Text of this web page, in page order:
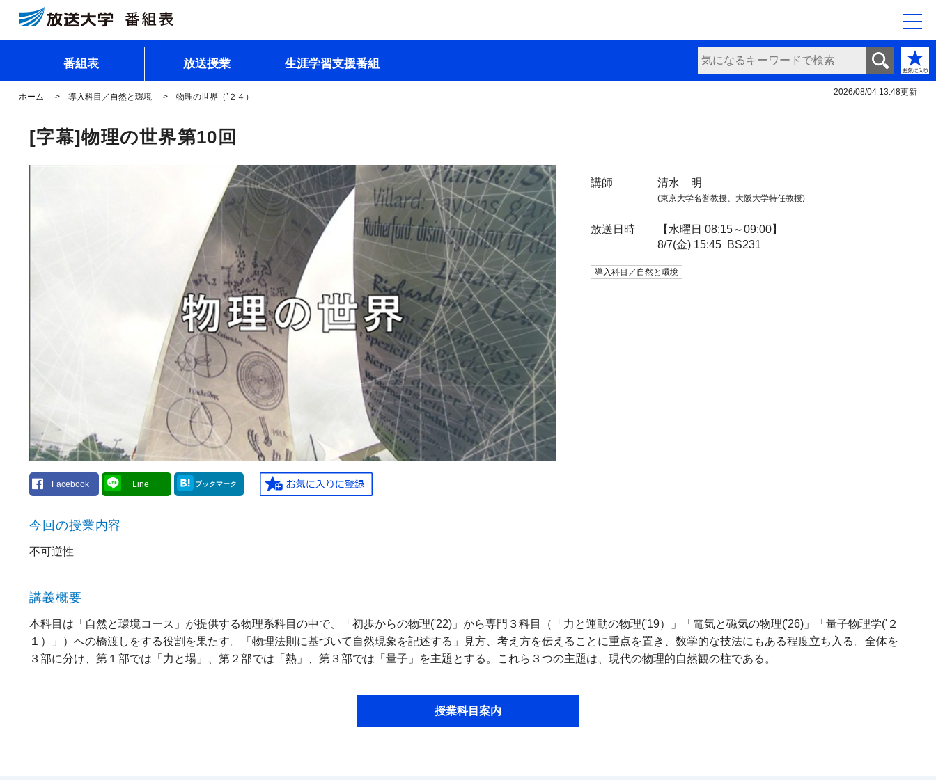
番組表 放送授業 生涯学習支援番組
2026/08/04 13:48更新
ホーム 導入科目／自然と環境 物理の世界（’２４）
[字幕]物理の世界第10回
講師 清水 明
(東京大学名誉教授、大阪大学特任教授)
放送日時
【水曜日 08:15～09:00】
8/7(金) 15:45 BS231
導入科目／自然と環境
Facebook Line ブックマーク
今回の授業内容
不可逆性
講義概要
本科目は「自然と環境コース」が提供する物理系科目の中で、「初歩からの物理('22)」から専門３科目（「力と運動の物理('19）」「電気と磁気の物理('26)」「量子物理学('２
１）」）への橋渡しをする役割を果たす。「物理法則に基づいて自然現象を記述する」見方、考え方を伝えることに重点を置き、数学的な技法にもある程度立ち入る。全体を
３部に分け、第１部では「力と場」、第２部では「熱」、第３部では「量子」を主題とする。これら３つの主題は、現代の物理的自然観の柱である。
授業科目案内